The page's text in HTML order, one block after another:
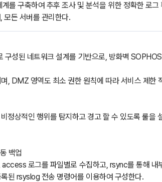
를 구축하여 추후 조사 및 분석을 위한 정확한 로
모든 서버를 관리한다.
성된 네트워크 설계를 기반으로, 방화벽
, DMZ 영역도 최소 권한 원칙에 따라 서비스 제한
정상적인 행위를 탐지하고 경고 할 수 있도록 룰을
백업
access 로그를 파일별로 수집하고, rsync를 통해
된 rsyslog 전송 명령어를 이용하여 구성한다.